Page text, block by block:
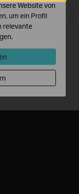
Registrieren
Website von
um ein Profil
relevante